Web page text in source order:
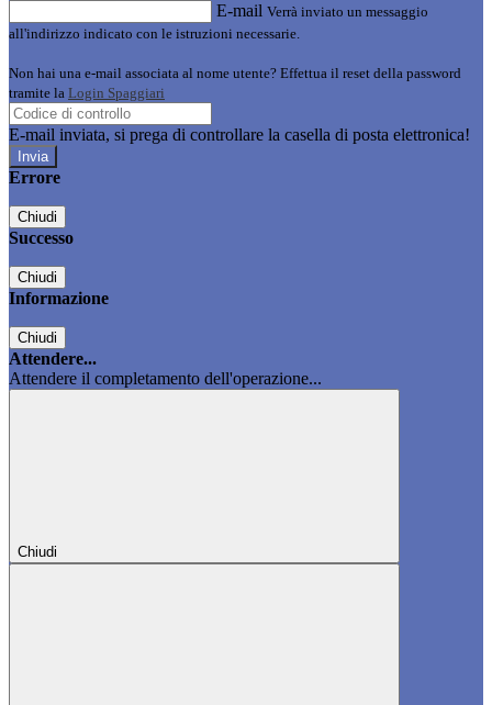
E-mail Verrà inviato un messaggio
all'indirizzo indicato con le istruzioni necessarie.
Non hai una e-mail associata al nome utente? Effettua il reset della password
tramite la Login Spaggiari
E-mail inviata, si prega di controllare la casella di posta elettronica!
Errore
Chiudi
Successo
Chiudi
Informazione
Chiudi
Attendere...
Attendere il completamento dell'operazione...
Chiudi